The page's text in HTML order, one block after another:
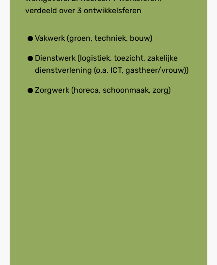
verdeeld over 3 ontwikkelsferen
Vakwerk (groen, techniek, bouw)
Dienstwerk (logistiek, toezicht, zakelijke
dienstverlening (o.a. ICT, gastheer/vrouw))
Zorgwerk (horeca, schoonmaak, zorg)